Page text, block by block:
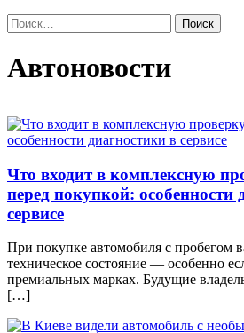
Найти:
Автоновости
Что входит в комплексную
перед покупкой: особенности
сервисе
При покупке автомобиля с пробегом
техническое состояние — особенно
премиальных марках. Будущие
[…]